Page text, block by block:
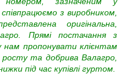
з виробником,
оригінальна,
Прямі постачання з
нам пропонувати клієнтам
та добрива Валагро,
під час купівлі гуртом.